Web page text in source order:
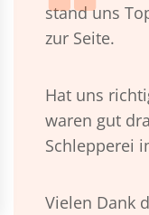
stand uns
zur Seite.
Hat uns
waren gut
Schlepperei
Vielen Dank